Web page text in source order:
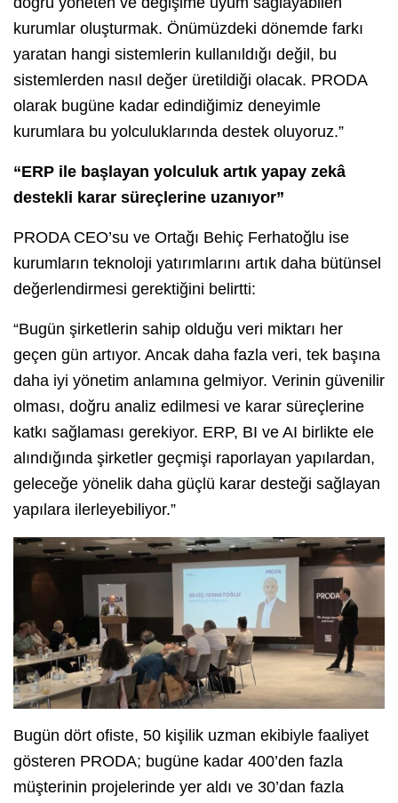
kurumlar oluşturmak. Önümüzdeki dönemde farkı
yaratan hangi sistemlerin kullanıldığı değil, bu
sistemlerden nasıl değer üretildiği olacak. PRODA
olarak bugüne kadar edindiğimiz deneyimle
kurumlara bu yolculuklarında destek oluyoruz.”
“ERP ile başlayan yolculuk artık yapay zekâ
destekli karar süreçlerine uzanıyor”
PRODA CEO’su ve Ortağı Behiç Ferhatoğlu ise
kurumların teknoloji yatırımlarını artık daha bütünsel
değerlendirmesi gerektiğini belirtti:
“Bugün şirketlerin sahip olduğu veri miktarı her
geçen gün artıyor. Ancak daha fazla veri, tek başına
daha iyi yönetim anlamına gelmiyor. Verinin güvenilir
olması, doğru analiz edilmesi ve karar süreçlerine
katkı sağlaması gerekiyor. ERP, BI ve AI birlikte ele
alındığında şirketler geçmişi raporlayan yapılardan,
geleceğe yönelik daha güçlü karar desteği sağlayan
yapılara ilerleyebiliyor.”
Bugün dört ofiste, 50 kişilik uzman ekibiyle faaliyet
gösteren PRODA; bugüne kadar 400’den fazla
müşterinin projelerinde yer aldı ve 30’dan fazla